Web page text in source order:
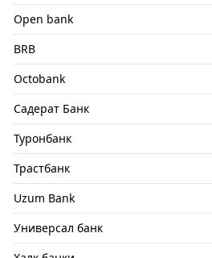
Open bank
BRB
Octobank
Садерат Банк
Туронбанк
Трастбанк
Uzum Bank
Универсал банк